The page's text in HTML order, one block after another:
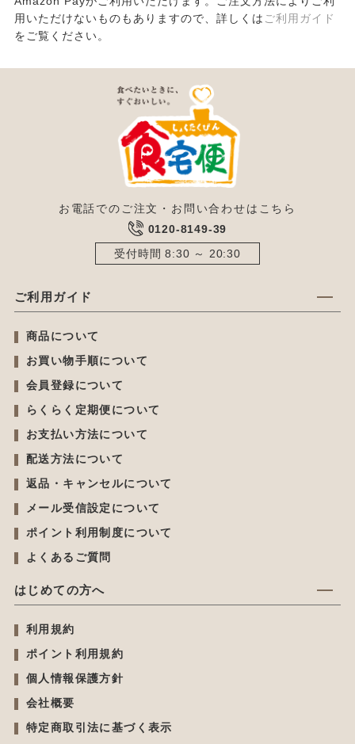
用いただけないものもありますので、詳しくは ご利用ガイド
をご覧ください。
お電話でのご注文・お問い合わせはこちら
0120-8149-39
受付時間 8:30 ～ 20:30
ご利用ガイド
商品について
お買い物手順について
会員登録について
らくらく定期便について
お支払い方法について
配送方法について
返品・キャンセルについて
メール受信設定について
ポイント利用制度について
よくあるご質問
はじめての方へ
利用規約
ポイント利用規約
個人情報保護方針
会社概要
特定商取引法に基づく表示